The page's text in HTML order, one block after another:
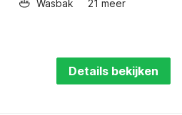
Wasbak 21 meer
Details bekijken